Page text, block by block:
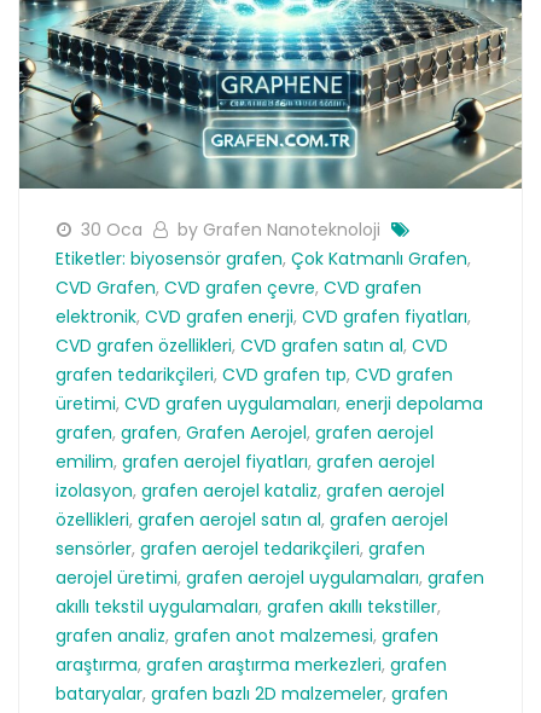
30 Oca
by Grafen Nanoteknoloji
Etiketler: biyosensör grafen, Çok Katmanlı Grafen,
CVD Grafen, CVD grafen çevre, CVD grafen
elektronik, CVD grafen enerji, CVD grafen fiyatları,
CVD grafen özellikleri, CVD grafen satın al, CVD
grafen tedarikçileri, CVD grafen tıp, CVD grafen
üretimi, CVD grafen uygulamaları, enerji depolama
grafen, grafen, Grafen Aerojel, grafen aerojel
emilim, grafen aerojel fiyatları, grafen aerojel
izolasyon, grafen aerojel kataliz, grafen aerojel
özellikleri, grafen aerojel satın al, grafen aerojel
sensörler, grafen aerojel tedarikçileri, grafen
aerojel üretimi, grafen aerojel uygulamaları, grafen
akıllı tekstil uygulamaları, grafen akıllı tekstiller,
grafen analiz, grafen anot malzemesi, grafen
araştırma, grafen araştırma merkezleri, grafen
bataryalar, grafen bazlı 2D malzemeler, grafen